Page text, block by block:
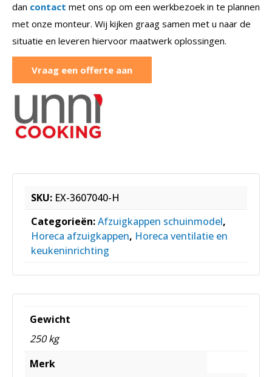
dan contact met ons op om een werkbezoek in te plannen
met onze monteur. Wij kijken graag samen met u naar de
situatie en leveren hiervoor maatwerk oplossingen.
Vraag een offerte aan
SKU: EX-3607040-H
Categorieën:Afzuigkappen schuinmodel,
Horeca afzuigkappen, Horeca ventilatie en
keukeninrichting
Gewicht
250 kg
Merk